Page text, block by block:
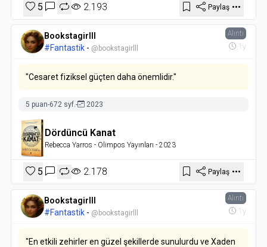
5 2.193 Paylaş
Bookstagirlll
#Fantastik - @bookstagirlll
Alıntı
1y
"Cesaret fiziksel güçten daha önemlidir."
5 puan-672 syf.- 2023
Dördüncü Kanat
Rebecca Yarros - Olimpos Yayınları - 2023
5 2.178 Paylaş
Bookstagirlll
#Fantastik - @bookstagirlll
Alıntı
1y
"En etkili zehirler en güzel şekillerde sunulurdu ve Xaden